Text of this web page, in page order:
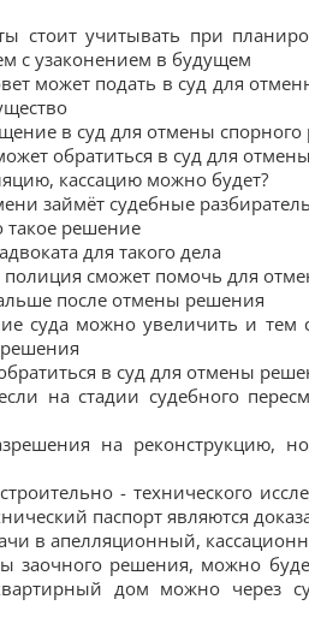
стоит учитывать при
с узаконением в будущем
может подать в суд для
в суд для отмены спорного
обратиться в суд для
кассацию можно будет?
займёт судебные
такое решение
для такого дела
полиция сможет помочь для
после отмены решения
суда можно увеличить и
в суд для отмены
на стадии судебного
на реконструкцию,
- технического
паспорт являются
в апелляционный,
заочного решения, можно
дом можно через